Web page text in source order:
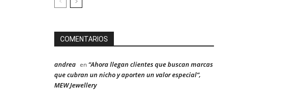
COMENTARIOS
andrea en “Ahora llegan clientes que buscan marcas
que cubran un nicho y aporten un valor especial”,
MEW Jewellery